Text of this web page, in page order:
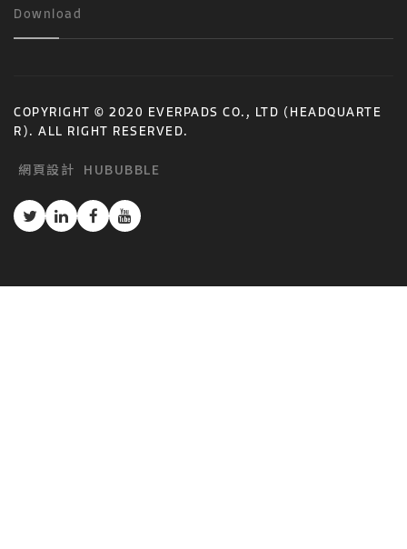
Download
COPYRIGHT © 2020 EVERPADS CO., LTD (HEADQUARTE
R). ALL RIGHT RESERVED.
網頁設計 HUBUBBLE